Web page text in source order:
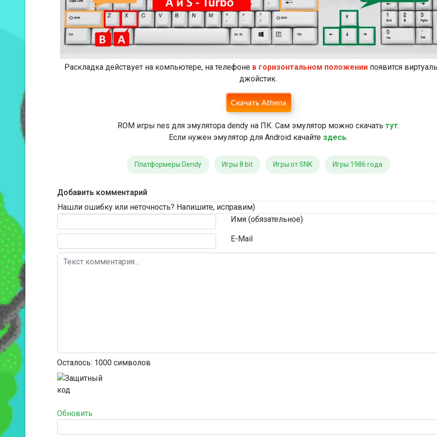
Раскладка действует на компьютере, на телефоне в горизонтальном положениипоявится
джойстик.
Скачать Athena
ROM игры nes для эмулятора dendy на ПК. Сам эмулятор можно скачать тут.
Если нужен эмулятор для Android качайте здесь.
Платформеры Dendy Игры 8 bit Игры от SNK Игры 1986 года
Добавить комментарий
Нашли ошибку или неточность? Напишите, исправим)
Имя (обязательное)
E-Mail
Текст комментария
Осталось: 1000 символов
Обновить